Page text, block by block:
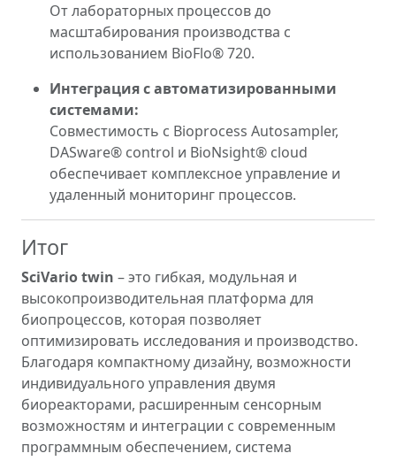
От лабораторных процессов до
масштабирования производства с
использованием BioFlo® 720.
Интеграция с автоматизированными
системами:
Совместимость с Bioprocess Autosampler,
DASware® control и BioNsight® cloud
обеспечивает комплексное управление и
удаленный мониторинг процессов.
Итог
SciVario twin – это гибкая, модульная и
высокопроизводительная платформа для
биопроцессов, которая позволяет
оптимизировать исследования и производство.
Благодаря компактному дизайну, возможности
индивидуального управления двумя
биореакторами, расширенным сенсорным
возможностям и интеграции с современным
программным обеспечением, система